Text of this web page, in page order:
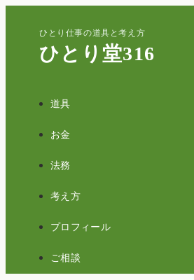
ひとり仕事の道具と考え方
ひとり堂316
道具
お金
法務
考え方
プロフィール
ご相談